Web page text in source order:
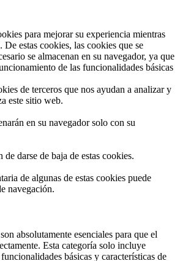
para mejorar su experiencia mientras
estas cookies, las cookies que se
se almacenan en su navegador, ya que
de las funcionalidades básicas
de terceros que nos ayudan a analizar y
este sitio web.
en su navegador solo con su
darse de baja de estas cookies.
de algunas de estas cookies puede
navegación.
absolutamente esenciales para que el
Esta categoría solo incluye
básicas y características de